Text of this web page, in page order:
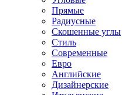
Прямые
Радиусные
Скошенные углы
Стиль
Современные
Евро
Английские
Дизайнерские